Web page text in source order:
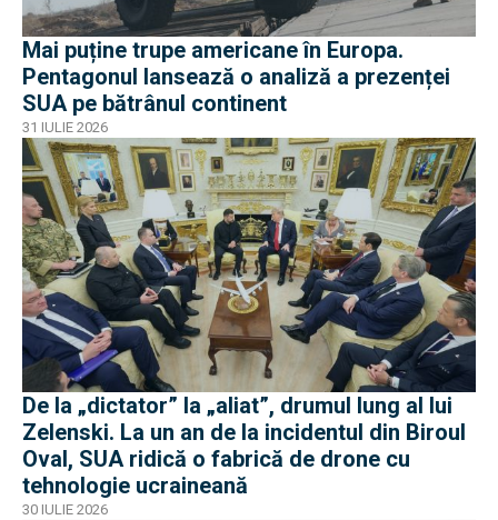
Mai puține trupe americane în Europa.
Pentagonul lansează o analiză a prezenței
SUA pe bătrânul continent
31 IULIE 2026
De la „dictator” la „aliat”, drumul lung al lui
Zelenski. La un an de la incidentul din Biroul
Oval, SUA ridică o fabrică de drone cu
tehnologie ucraineană
30 IULIE 2026